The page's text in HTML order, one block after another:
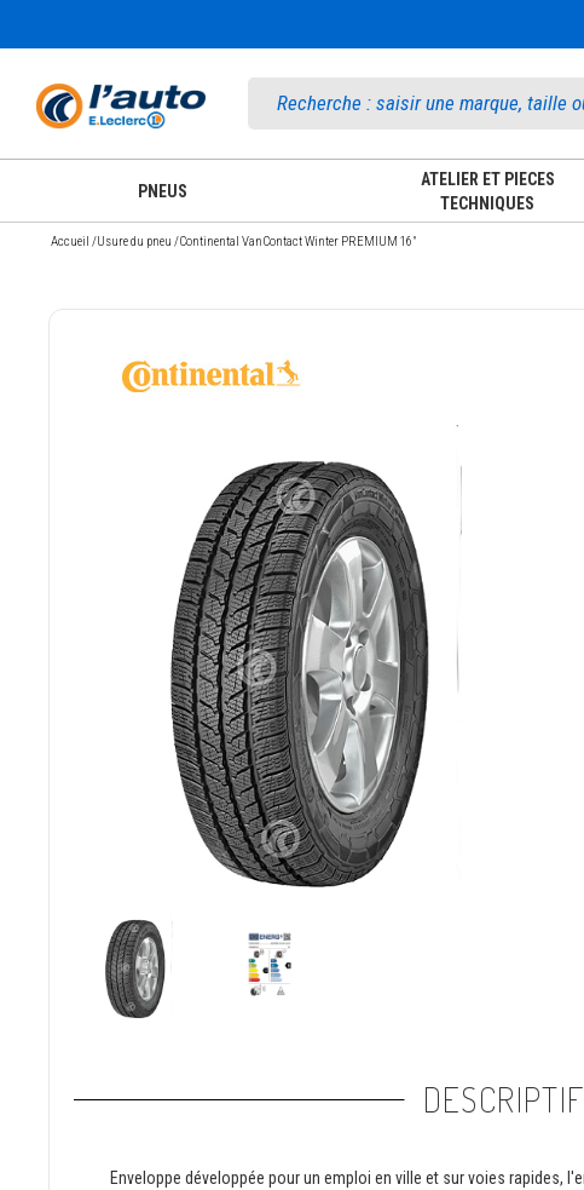
PNEUS
ATELIER ET PIECES
TECHNIQUES
Accueil /Usure du pneu /Continental VanContact Winter PREMIUM 16"
Enveloppe développée pour un emploi en ville et sur voies rapides,